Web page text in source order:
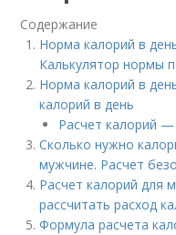
Содержание
Норма калорий в
Калькулятор нормы
Норма калорий в
калорий в день
Расчет калорий
Сколько нужно
мужчине. Расчет
Расчет калорий для
рассчитать расход
Формула расчета